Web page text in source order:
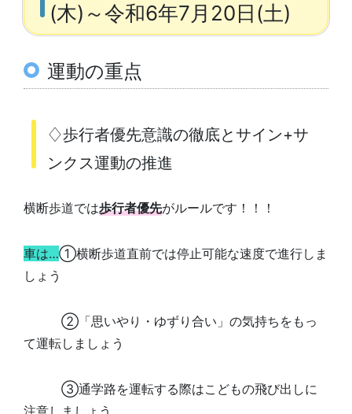
(木)～令和6年7月20日(土)
運動の重点
♢歩行者優先意識の徹底とサイン+サ
ンクス運動の推進
横断歩道では歩行者優先がルールです！！！
車は…①横断歩道直前では停止可能な速度で進行しま
しょう
②「思いやり・ゆずり合い」の気持ちをもっ
て運転しましょう
③通学路を運転する際はこどもの飛び出しに
注意しましょう